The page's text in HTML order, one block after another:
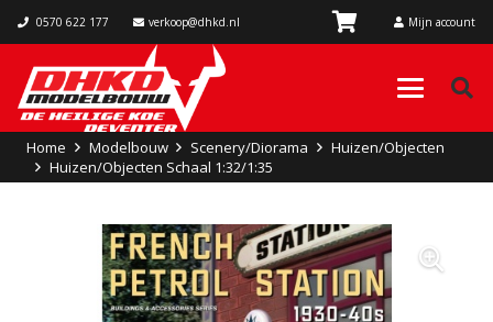
0570 622 177 verkoop@dhkd.nl Mijn account
Home Modelbouw Scenery/Diorama
Huizen/Objecten
Huizen/Objecten Schaal 1:32/1:35